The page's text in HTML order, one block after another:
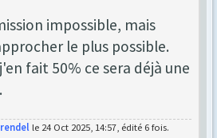
impossible, mais
le plus possible.
fait 50% ce sera déjà une
le 24 Oct 2025, 14:57, édité 6 fois.